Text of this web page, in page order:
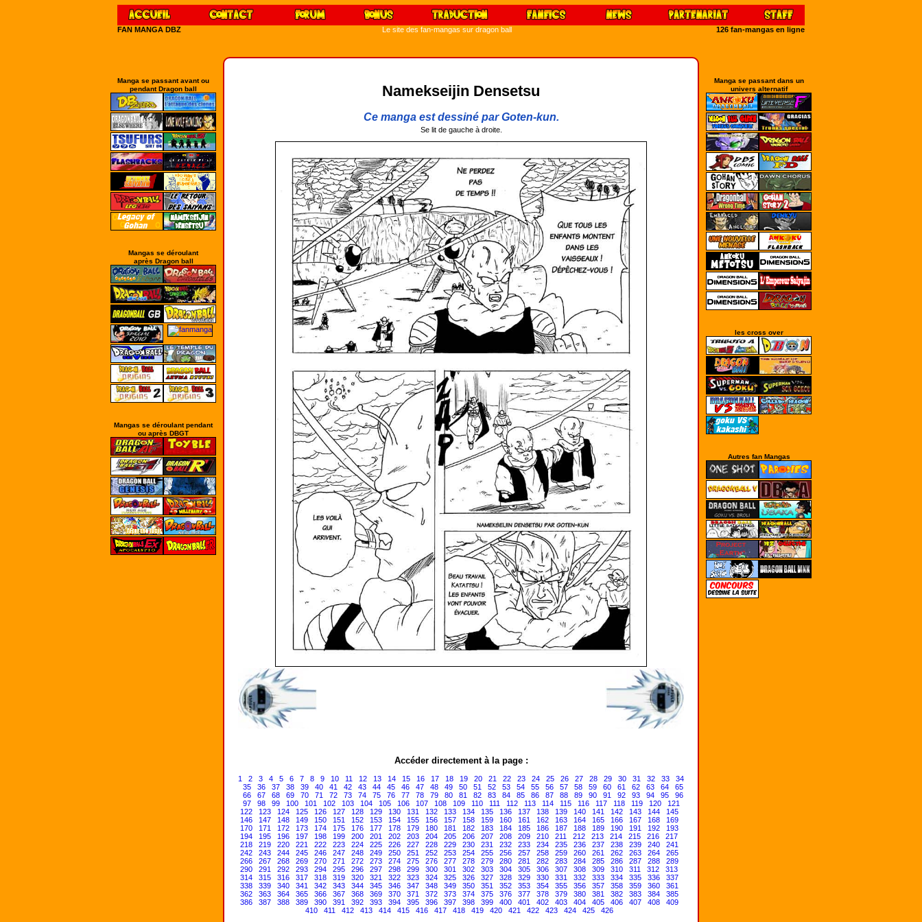
FAN MANGA DBZ Le site des fan-mangas sur dragon ball 126 fan-mangas en ligne
Manga se passant dans un
univers alternatif
les cross over
Autres fan Mangas
Manga se passant avant ou
pendant Dragon ball
Mangas se déroulant
après Dragon ball
Mangas se déroulant pendant
ou après DBGT
Namekseijin Densetsu
Ce manga est dessiné par Goten-kun.
Se lit de gauche à droite.
Accéder directement à la page :
1 2 3 4 5 6 7 8 9 10 11 12 13 14 15 16 17 18 19 20 21 22 23 24 25 26 27 28 29 30 31 32 33
34
35
36 37 38 39 40 41 42 43 44 45 46 47 48 49 50 51 52 53 54 55 56 57 58 59 60 61 62 63 64
65
66
67 68 69 70 71 72 73 74 75 76 77 78 79 80 81 82 83 84 85 86 87 88 89 90 91 92 93 94 95
96
97
98 99 100 101 102 103 104 105 106 107 108 109 110 111 112 113 114 115 116 117 118 119 120
121
122
123 124 125 126 127 128 129 130 131 132 133 134 135 136 137 138 139 140 141 142 143 144
145
146
147 148 149 150 151 152 153 154 155 156 157 158 159 160 161 162 163 164 165 166 167 168
169
170
171 172 173 174 175 176 177 178 179 180 181 182 183 184 185 186 187 188 189 190 191 192
193
194
195 196 197 198 199 200 201 202 203 204 205 206 207 208 209 210 211 212 213 214 215 216
217
218
219 220 221 222 223 224 225 226 227 228 229 230 231 232 233 234 235 236 237 238 239 240
241
242
243 244 245 246 247 248 249 250 251 252 253 254 255 256 257 258 259 260 261 262 263 264
265
266
267 268 269 270 271 272 273 274 275 276 277 278 279 280 281 282 283 284 285 286 287 288
289
290
291 292 293 294 295 296 297 298 299 300 301 302 303 304 305 306 307 308 309 310 311 312
313
314
315 316 317 318 319 320 321 322 323 324 325 326 327 328 329 330 331 332 333 334 335 336
337
338
339 340 341 342 343 344 345 346 347 348 349 350 351 352 353 354 355 356 357 358 359 360
361
362
363 364 365 366 367 368 369 370 371 372 373 374 375 376 377 378 379 380 381 382 383 384
385
386
387 388 389 390 391 392 393 394 395 396 397 398 399 400 401 402 403 404 405 406 407 408
409
410
411 412 413 414 415 416 417 418 419 420 421 422 423 424 425 426